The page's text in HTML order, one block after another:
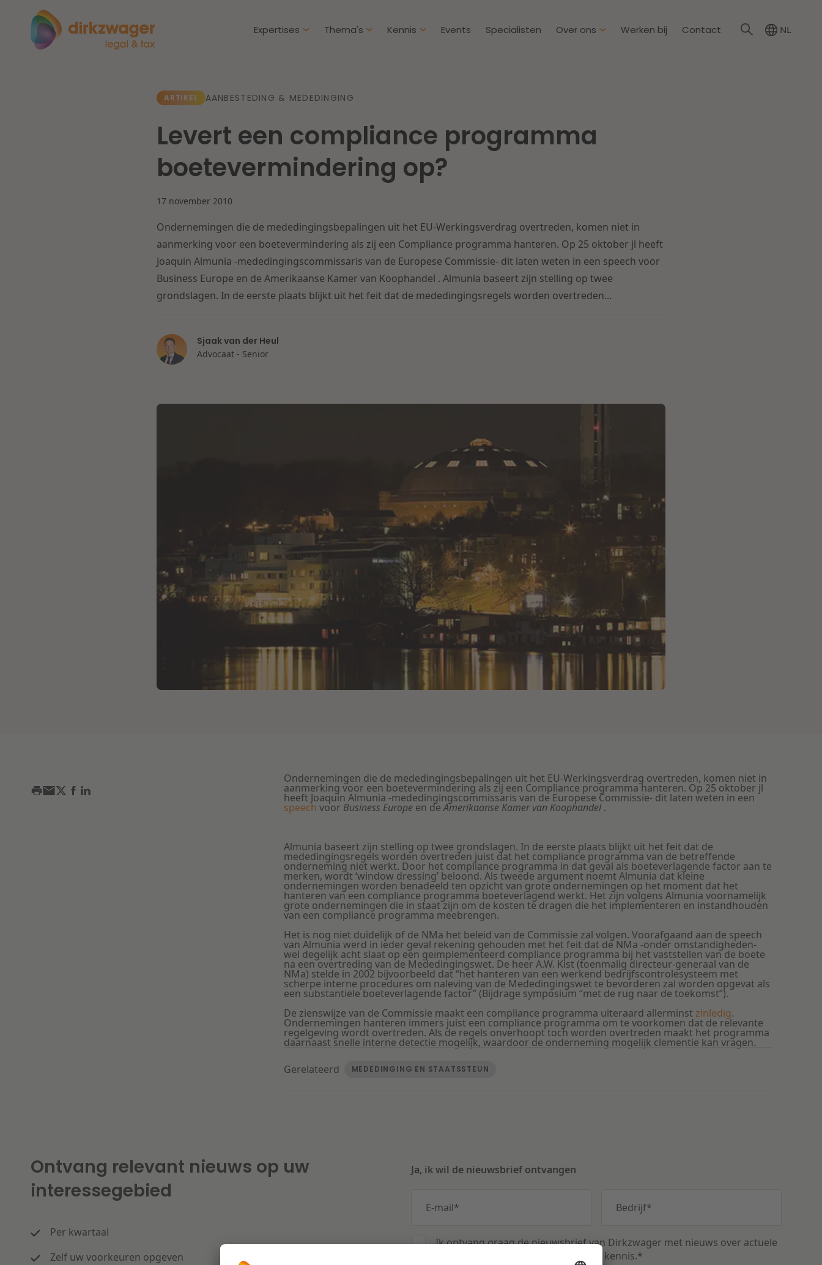
Expertises
IE & Innovatie
Herstructurering & Insolventie
Zorg & Sociaal domein
Vastgoed
Overheid & Omgeving
Litigation
Onderwijs
Thema's
energietransitie
Dichtbij een
toekomstbestendige
zorg
Dichtbij de kansen en
uitdagingen in de
woningbouw
Kennis Events Specialisten Over ons
Nieuws
Werken bij Contact NL
ARTIKEL AANBESTEDING & MEDEDINGING
Levert een compliance programma
boetevermindering op?
17 november 2010
Ondernemingen die de mededingingsbepalingen uit het EU-Werkingsverdrag overtreden, komen niet in
aanmerking voor een boetevermindering als zij een Compliance programma hanteren. Op 25 oktober jl heeft
Joaquin Almunia -mededingingscommissaris van de Europese Commissie- dit laten weten in een speech voor
Business Europe en de Amerikaanse Kamer van Koophandel . Almunia baseert zijn stelling op twee
grondslagen. In de eerste plaats blijkt uit het feit dat de mededingingsregels worden overtreden...
Sjaak van der Heul
Advocaat - Senior
Ondernemingen die de mededingingsbepalingen uit het EU-Werkingsverdrag overtreden, komen niet in
aanmerking voor een boetevermindering als zij een Compliance programma hanteren. Op 25 oktober jl
heeft Joaquin Almunia -mededingingscommissaris van de Europese Commissie- dit laten weten in een
speech voor Business Europeen deAmerikaanse Kamer van Koophandel .
Almunia baseert zijn stelling op twee grondslagen. In de eerste plaats blijkt uit het feit dat de
mededingingsregels worden overtreden juist dat het compliance programma van de betreffende
onderneming niet werkt. Door het compliance programma in dat geval als boeteverlagende factor aan te
merken, wordt ‘window dressing’ beloond. Als tweede argument noemt Almunia dat kleine
ondernemingen worden benadeeld ten opzicht van grote ondernemingen op het moment dat het
hanteren van een compliance programma boeteverlagend werkt. Het zijn volgens Almunia voornamelijk
grote ondernemingen die in staat zijn om de kosten te dragen die het implementeren en instandhouden
van een compliance programma meebrengen.
Het is nog niet duidelijk of de NMa het beleid van de Commissie zal volgen. Voorafgaand aan de speech
van Almunia werd in ieder geval rekening gehouden met het feit dat de NMa -onder omstandigheden-
wel degelijk acht slaat op een geïmplementeerd compliance programma bij het vaststellen van de boete
na een overtreding van de Mededingingswet. De heer A.W. Kist (toenmalig directeur-generaal van de
NMa) stelde in 2002 bijvoorbeeld dat “het hanteren van een werkend bedrijfscontrolesysteem met
scherpe interne procedures om naleving van de Mededingingswet te bevorderen zal worden opgevat als
een substantiële boeteverlagende factor” (Bijdrage symposium “met de rug naar de toekomst”).
De zienswijze van de Commissie maakt een compliance programma uiteraard allerminst zinledig.
Ondernemingen hanteren immers juist een compliance programma om te voorkomen dat de relevante
regelgeving wordt overtreden. Als de regels onverhoopt toch worden overtreden maakt het programma
daarnaast snelle interne detectie mogelijk, waardoor de onderneming mogelijk clementie kan vragen.
Gerelateerd
MEDEDINGING EN STAATSSTEUN
Ontvang relevant nieuws op uw
interessegebied
Per kwartaal
Zelf uw voorkeuren opgeven
Ja, ik wil de nieuwsbrief ontvangen
E-mail* Bedrijf*
Ik ontvang graag de nieuwsbrief van Dirkzwager met nieuws over actuele
onderwerpen, updates en relevante kennis.*